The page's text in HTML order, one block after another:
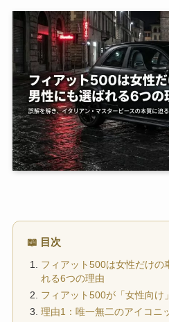
📖 目次
フィアット500は女性だけの
れる6つの理由
フィアット500が「女性向け
理由1：唯一無二のアイコニ